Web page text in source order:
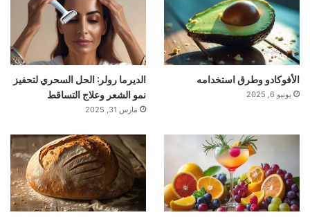
الأفوكادو وطرق استخدامه
يونيو 6, 2025
الديرما رولر: الحل السحري لتحفيز
نمو الشعر وعلاج التساقط
مارس 31, 2025